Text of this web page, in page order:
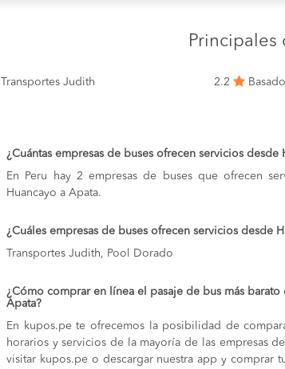
Principales
Transportes Judith 2.2
¿Cuántas empresas de buses ofrecen servicios desde
En Peru hay 2 empresas de buses que ofrecen
Huancayo a Apata.
¿Cuáles empresas de buses ofrecen servicios desde
Transportes Judith, Pool Dorado
¿Cómo comprar en línea el pasaje de bus más barato
Apata?
En kupos.pe te ofrecemos la posibilidad de
horarios y servicios de la mayoría de las empresas
visitar kupos.pe o descargar nuestra app y comprar